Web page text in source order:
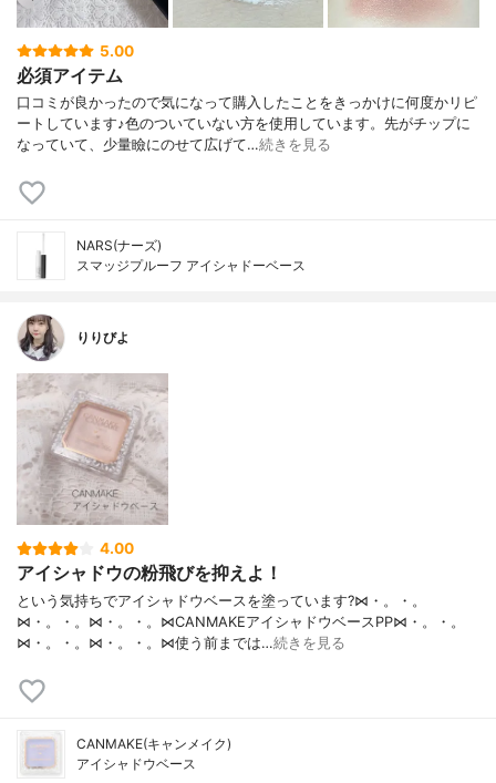
5.00
必須アイテム
口コミが良かったので気になって購入したことをきっかけに何度かリピ
ートしています♪色のついていない方を使用しています。先がチップに
なっていて、少量瞼にのせて広げて…続きを見る
NARS(ナーズ)
スマッジプルーフ アイシャドーベース
りりびよ
4.00
アイシャドウの粉飛びを抑えよ！
という気持ちでアイシャドウベースを塗っています?⋈・。・。
⋈・。・。⋈・。・。⋈CANMAKEアイシャドウベースPP⋈・。・。
⋈・。・。⋈・。・。⋈使う前までは…続きを見る
CANMAKE(キャンメイク)
アイシャドウベース